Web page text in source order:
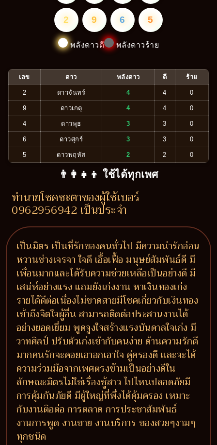
2 9 6 5
พลังดาวดี พลังดาวร้าย
เลข ดาว พลังดาว ดี ร้าย
2 ดาวจันทร์ 4 4 0
9 ดาวเกตุ 4 4 0
4 ดาวพุธ 3 3 0
6 ดาวศุกร์ 3 3 0
5 ดาวพฤหัส 2 2 0
👨‍👩‍👧‍👦 ใช้ได้ทุกเพศ
ทำนายโชคชะตาของผู้ใช้เบอร์
0962956942 เป็นประจำ
เป็นมิตร เป็นที่รักของคนทั่วไป มีความน่ารักอ่อน
หวานช่างเจรจา ใจดี เอื้อเฟื้อ มนุษย์สัมพันธ์ดี มี
เพื่อนมากและได้รับความช่วยเหลือเป็นอย่างดี มี
เสน่ห์อย่างแรง แถมยังเก่งงาน หาเงินทองเก่ง
รายได้ดีต่อเนื่องไม่ขาดสายมีโชคเกี่ยวกับเงินทอง
เข้าถึงจิตใจผู้อื่น สามารถติดต่อประสานงานได้
อย่างยอดเยี่ยม พูดจูงใจสร้างแรงบันดาลใจเก่ง มี
วาทศิลป์ ปรับตัวเก่งเข้ากับคนง่าย ด้านความรักดี
มากคนรักจะคอยเอาอกเอาใจ คู่ครองดี และจะได้
ความร่วมมือจากเพศตรงข้ามเป็นอย่างดีใน
ลักษณะมิตรไม่ใช่เรื่องชู้สาว ไปไหนปลอดภัยมี
การคุ้มกันภัยดี มีผู้ใหญ่ที่พึ่งได้คุ้มครอง เหมาะ
กับงานติอต่อ การตลาด การประชาสัมพันธ์
งานการพูด งานขาย งานบริการ ของสวยๆงามๆ
ทุกชนิด